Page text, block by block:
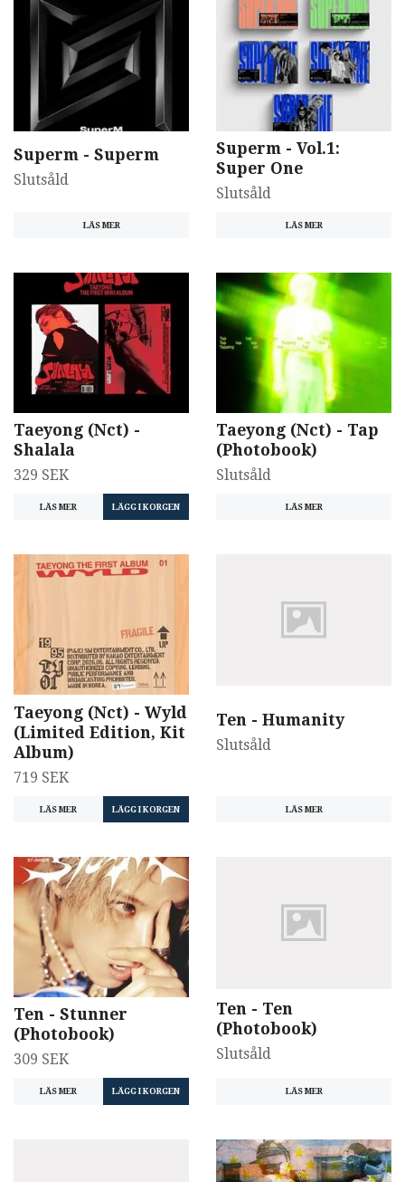
Superm - Superm
Slutsåld
LÄS MER
Superm - Vol.1:
Super One
Slutsåld
LÄS MER
Taeyong (Nct) -
Shalala
329 SEK
LÄS MER
Taeyong (Nct) - Tap
(Photobook)
Slutsåld
LÄS MER
Taeyong (Nct) - Wyld
(Limited Edition, Kit
Album)
719 SEK
LÄS MER
Ten - Humanity
Slutsåld
LÄS MER
Ten - Stunner
(Photobook)
309 SEK
LÄS MER
Ten - Ten
(Photobook)
Slutsåld
LÄS MER